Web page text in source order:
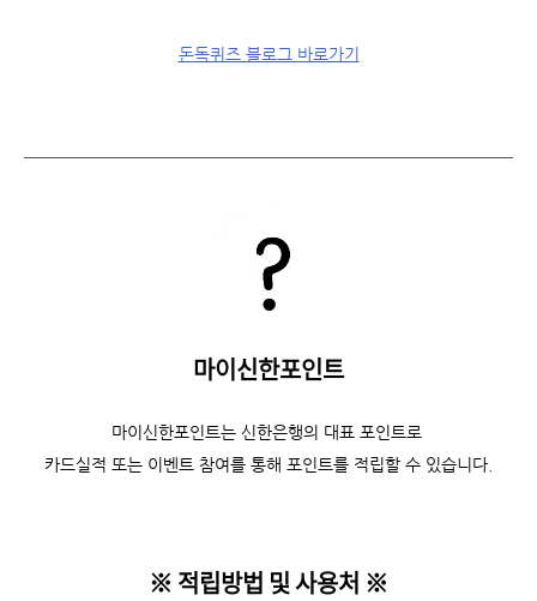
돈독퀴즈 블로그 바로가기
마이신한포인트
마이신한포인트는 신한은행의 대표 포인트로
카드실적 또는 이벤트 참여를 통해 포인트를 적립할 수 있습니다.
※ 적립방법 및 사용처 ※